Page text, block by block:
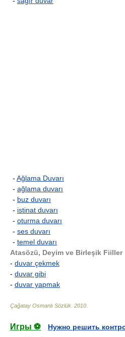
- Ağlama Duvarı
- ağlama duvarı
- buz duvarı
- istinat duvarı
- oturma duvarı
- ses duvarı
- temel duvarı
Atasözü, Deyim ve Birleşik Fiiller
- duvar çekmek
- duvar gibi
- duvar yapmak
Çağatay Osmanlı Sözlük 2010
Игры ⚽
Нужно решить